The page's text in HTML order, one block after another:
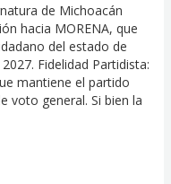
de Michoacán
hacia MORENA, que
del estado de
Fidelidad Partidista:
mantiene el partido
voto general. Si bien la